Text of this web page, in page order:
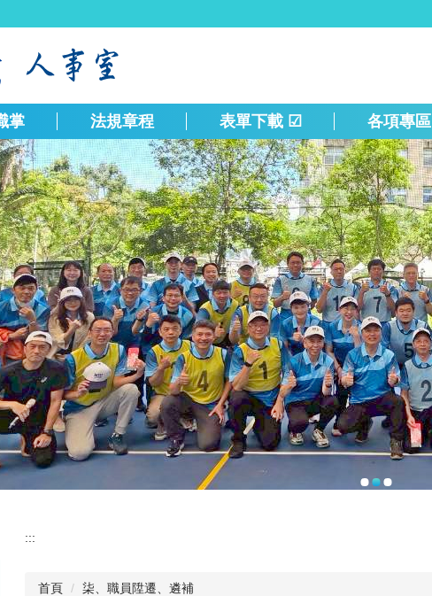
掌 法規章程 表單下載 ☑ 各項專區
:::
首頁 柒、職員陞遷、遴補